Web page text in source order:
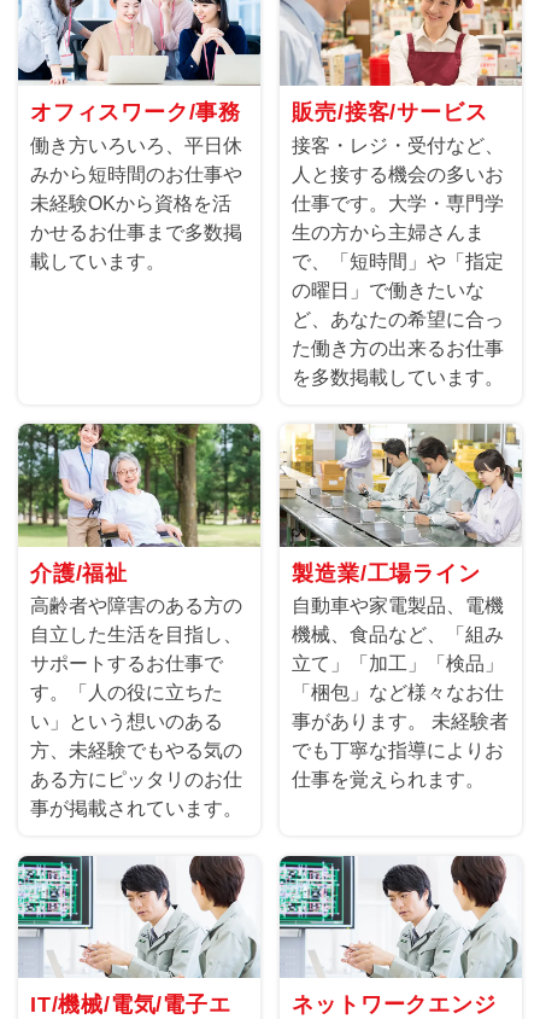
オフィスワーク/事務
働き方いろいろ、平日休
みから短時間のお仕事や
未経験OKから資格を活
かせるお仕事まで多数掲
載しています。
販売/接客/サービス
接客・レジ・受付など、
人と接する機会の多いお
仕事です。大学・専門学
生の方から主婦さんま
で、「短時間」や「指定
の曜日」で働きたいな
ど、あなたの希望に合っ
た働き方の出来るお仕事
を多数掲載しています。
介護/福祉
高齢者や障害のある方の
自立した生活を目指し、
サポートするお仕事で
す。「人の役に立ちた
い」という想いのある
方、未経験でもやる気の
ある方にピッタリのお仕
事が掲載されています。
製造業/工場ライン
自動車や家電製品、電機
機械、食品など、「組み
立て」「加工」「検品」
「梱包」など様々なお仕
事があります。 未経験者
でも丁寧な指導によりお
仕事を覚えられます。
IT/機械/電気/電子エ ネットワークエンジ